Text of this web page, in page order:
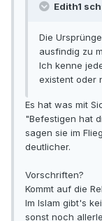
Edith1
Die
ausfindig zu
Ich kenne
existent oder
Es hat was mit
"Befestigen hat
sagen sie im
deutlicher.
Vorschriften?
Kommt auf die
Im Islam gibt's
sonst noch